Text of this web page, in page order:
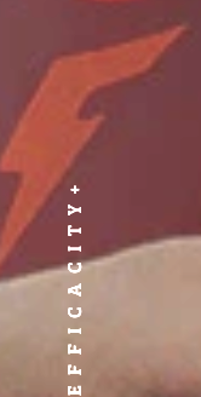
EFFICACITY